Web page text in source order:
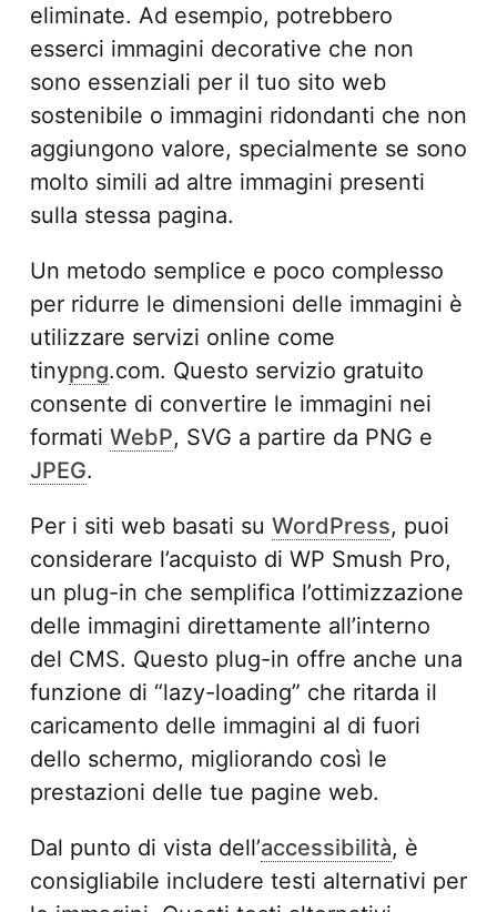
eliminate. Ad esempio, potrebbero
esserci immagini decorative che non
sono essenziali per il tuo sito web
sostenibile o immagini ridondanti che non
aggiungono valore, specialmente se sono
molto simili ad altre immagini presenti
sulla stessa pagina.
Un metodo semplice e poco complesso
per ridurre le dimensioni delle immagini è
utilizzare servizi online come
tinypng.com. Questo servizio gratuito
consente di convertire le immagini nei
formati WebP, SVG a partire da PNG e
JPEG.
Per i siti web basati su WordPress, puoi
considerare l’acquisto di WP Smush Pro,
un plug-in che semplifica l’ottimizzazione
delle immagini direttamente all’interno
del CMS. Questo plug-in offre anche una
funzione di “lazy-loading” che ritarda il
caricamento delle immagini al di fuori
dello schermo, migliorando così le
prestazioni delle tue pagine web.
Dal punto di vista dell’accessibilità, è
consigliabile includere testi alternativi per